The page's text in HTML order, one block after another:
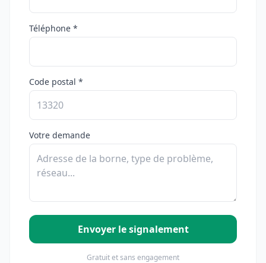
Téléphone *
Code postal *
Votre demande
Envoyer le signalement
Gratuit et sans engagement